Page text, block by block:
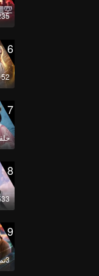
235تم تجديد
6
152تم تجديد
7
8
533تم تجديد
9
3تم تجديد الحلقة